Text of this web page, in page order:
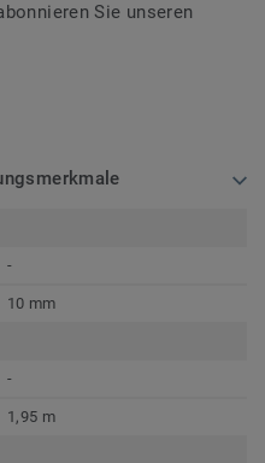
Sie unseren
-
10 mm
-
1,95 m